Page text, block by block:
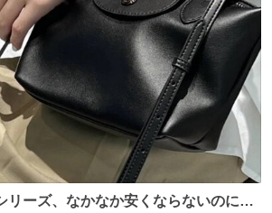
リーズ、なかなか安くならないのにセ